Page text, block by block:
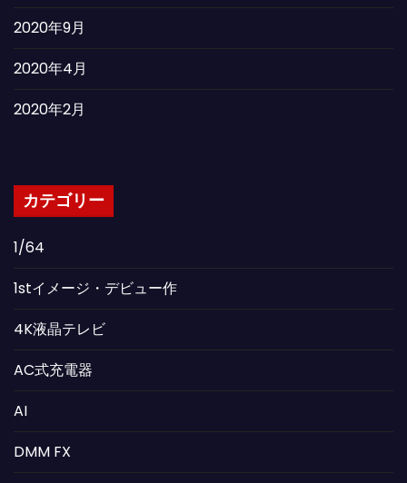
2020年9月
2020年4月
2020年2月
カテゴリー
1/64
1stイメージ・デビュー作
4K液晶テレビ
AC式充電器
AI
DMM FX